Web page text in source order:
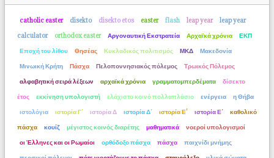
catholic easter disekto disekto etos easter flash leap year
leap year
calculator
orthodox easter Αργοναυτική Εκστρατεία Αρχαϊκά χρόνια
ΕΚΠ
Εποχή του λίθου
Θησέας Κυκλαδικός πολιτισμός ΜΚΔ
Μακεδονία
Μινωική Κρήτη
Πάσχα Πελοποννησιακός πόλεμος
Τρωικός Πόλεμος
αλφαβητική σειρά λέξεων
αρχαϊκά χρόνια γραμματομπερδέματα
δίσεκτο
έτος
εκκίνηση υπολογιστή ελάχιστο κοινό πολλαπλάσιο ενέργεια
η Θήβα
ιστολόγια
ιστορία Γ΄ ιστορία Δ ιστορία Δ΄ ιστορία Ε' ιστορία Ε΄
καθολικό
πάσχα
κουίζ μέγιστος κοινός διαρέτης μαθηματικά
νοεροί υπολογισμοί
οι Έλληνες και οι Ρωμαίοι
ορθόδοξο πάσχα πάσχα
παιχνίδι μνήμης